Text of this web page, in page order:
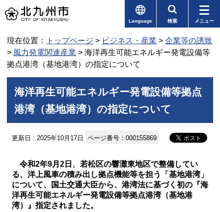
Language 検索 メニュー
現在位置： トップページ > ビジネス・産業 > 企業等の誘致
> 風力発電関連産業 > 海洋再生可能エネルギー発電設備等
拠点港湾（基地港湾）の指定について
海洋再生可能エネルギー発電設備等拠点
港湾（基地港湾）の指定について
更新日 : 2025年10月17日 ページ番号：000155869
令和2年9月2日、若松区の響灘東地区で整備してい
る、洋上風車の積み出し拠点機能等を担う「基地港湾」
について、国土交通大臣から、港湾法に基づく初の『海
洋再生可能エネルギー発電設備等拠点港湾（基地港
湾）』指定されました。